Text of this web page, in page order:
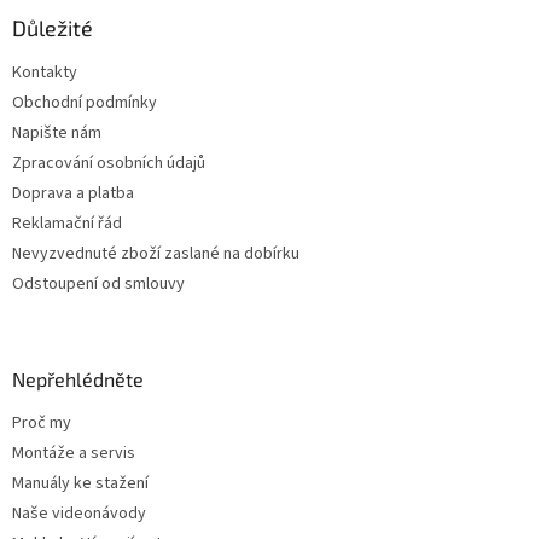
Důležité
Kontakty
Obchodní podmínky
Napište nám
Zpracování osobních údajů
Doprava a platba
Reklamační řád
Nevyzvednuté zboží zaslané na dobírku
Odstoupení od smlouvy
Nepřehlédněte
Proč my
Montáže a servis
Manuály ke stažení
Naše videonávody